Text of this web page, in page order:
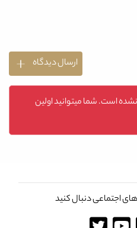
ارسال دیدگاه
است. شما میتوانید اولین
اجتماعی دنبال کنید